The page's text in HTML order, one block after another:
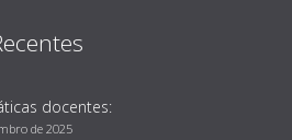
docentes:
de 2025